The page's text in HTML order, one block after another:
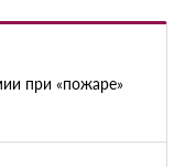
при «пожаре»